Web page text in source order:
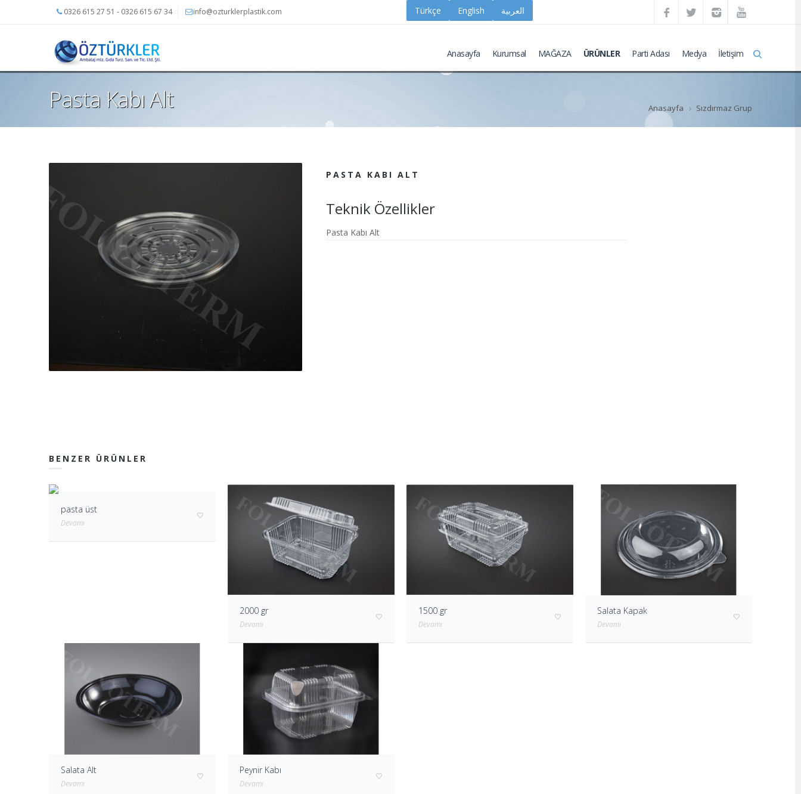
0326 615 27 51 - 0326 615 67 34 info@ozturklerplastik.com
Anasayfa Kurumsal MAĞAZA ÜRÜNLER Parti Adası Medya İletişim
Pasta Kabı Alt Anasayfa Sızdırmaz Grup
PASTA KABI ALT
Teknik Özellikler
Pasta Kabı Alt
BENZER ÜRÜNLER
pasta üst
Devamı
2000 gr
Devamı
1500 gr
Devamı
Salata Kapak
Devamı
Salata Alt
Devamı
Peynir Kabı
Devamı